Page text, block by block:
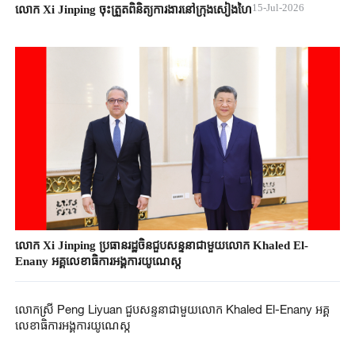
លោក Xi Jinping ចុះត្រួតពិនិត្យការងារនៅក្រុងសៀងហៃ15-Jul-2026
លោក Xi ​Jinping ​ប្រធានរដ្ឋចិន​ជួបសន្ទនា​ជាមួយលោក​ Khaled ​El-
Enany ​អគ្គលេខាធិការ​អង្គការ​យូណេស្កូ​
លោកស្រី Peng Liyuan ជួបសន្ទនាជាមួយលោក Khaled ​El-Enany ​អគ្គ
លេខាធិការ​អង្គការយូណេស្កូ​